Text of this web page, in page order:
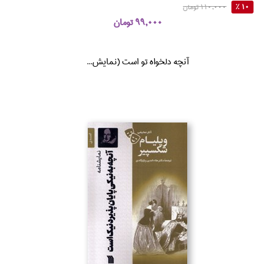
10 % 110,000 تومان
99,000 تومان
آنچه دلخواه تو است (نمايش...